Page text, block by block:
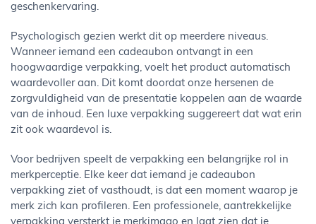
geschenkervaring.
Psychologisch gezien werkt dit op meerdere niveaus.
Wanneer iemand een cadeaubon ontvangt in een
hoogwaardige verpakking, voelt het product automatisch
waardevoller aan. Dit komt doordat onze hersenen de
zorgvuldigheid van de presentatie koppelen aan de waarde
van de inhoud. Een luxe verpakking suggereert dat wat erin
zit ook waardevol is.
Voor bedrijven speelt de verpakking een belangrijke rol in
merkperceptie. Elke keer dat iemand je cadeaubon
verpakking ziet of vasthoudt, is dat een moment waarop je
merk zich kan profileren. Een professionele, aantrekkelijke